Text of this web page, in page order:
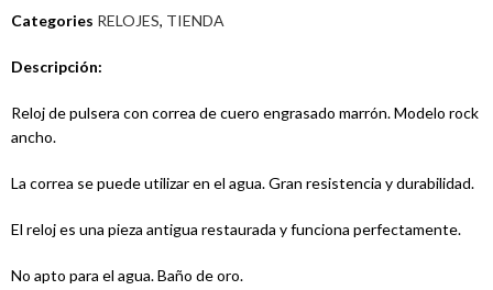
Categories RELOJES, TIENDA
Descripción:
Reloj de pulsera con correa de cuero engrasado marrón. Modelo rock
ancho.
La correa se puede utilizar en el agua. Gran resistencia y durabilidad.
El reloj es una pieza antigua restaurada y funciona perfectamente.
No apto para el agua. Baño de oro.